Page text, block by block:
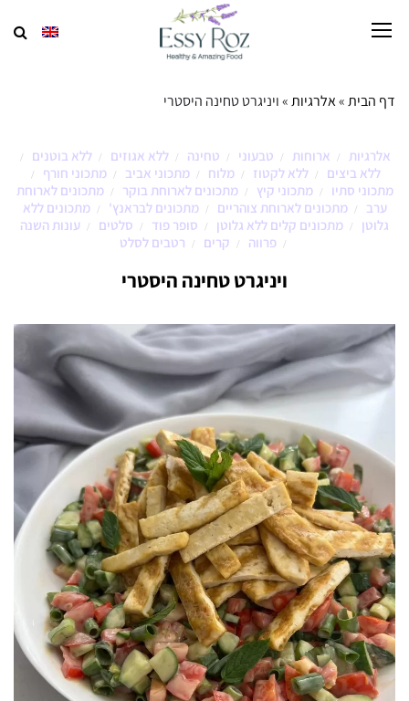
דף הבית»אלרגיות»ויניגרט טחינה היסטרי
אלרגיות / ארוחות / טבעוני / טחינה / ללא אגוזים / ללא בוטנים /
ללא ביצים / ללא לקטוז / מלוח / מתכוני אביב / מתכוני חורף /
מתכוני סתיו / מתכוני קיץ / מתכונים לארוחת בוקר /
מתכונים לארוחת
ערב
/ מתכונים לארוחת צוהריים / מתכונים לבראנץ' /
מתכונים ללא
גלוטן
/ מתכונים קלים ללא גלוטן / סופר פוד / סלטים / עונות השנה
/ פרווה / קרים / רטבים לסלט
ויניגרט טחינה היסטרי